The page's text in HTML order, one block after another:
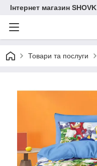
Інтернет магазин SHOVK
Товари та послуги